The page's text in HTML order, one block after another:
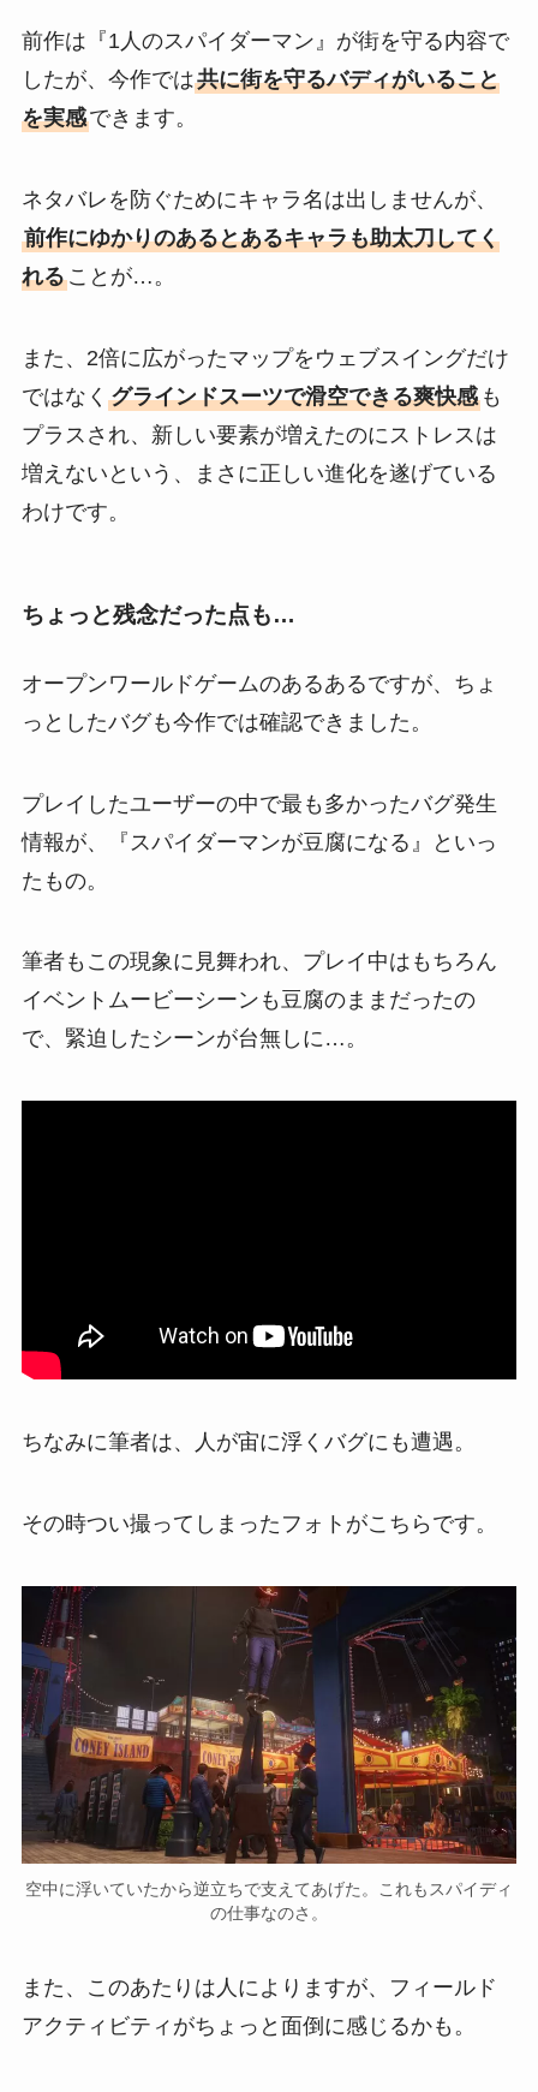
前作は『1人のスパイダーマン』が街を守る内容で
したが、今作では共に街を守るバディがいること
を実感できます。
ネタバレを防ぐためにキャラ名は出しませんが、
前作にゆかりのあるとあるキャラも助太刀してく
れることが…。
また、2倍に広がったマップをウェブスイングだけ
ではなく グラインドスーツで滑空できる爽快感も
プラスされ、新しい要素が増えたのにストレスは
増えないという、まさに正しい進化を遂げている
わけです。
ちょっと残念だった点も…
オープンワールドゲームのあるあるですが、ちょ
っとしたバグも今作では確認できました。
プレイしたユーザーの中で最も多かったバグ発生
情報が、『スパイダーマンが豆腐になる』といっ
たもの。
筆者もこの現象に見舞われ、プレイ中はもちろん
イベントムービーシーンも豆腐のままだったの
で、緊迫したシーンが台無しに…。
ちなみに筆者は、人が宙に浮くバグにも遭遇。
その時つい撮ってしまったフォトがこちらです。
空中に浮いていたから逆立ちで支えてあげた。これもスパイディ
の仕事なのさ。
また、このあたりは人によりますが、フィールド
アクティビティがちょっと面倒に感じるかも。